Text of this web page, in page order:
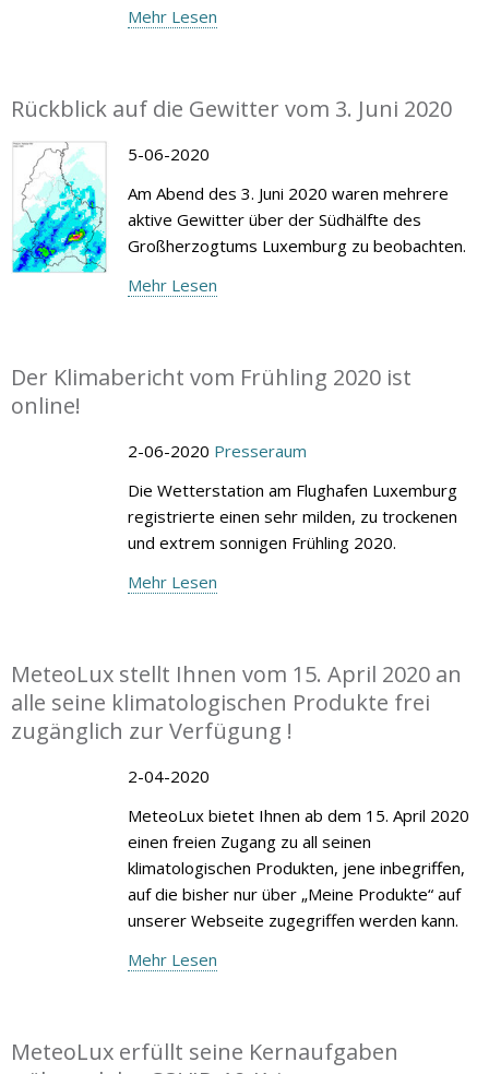
Mehr Lesen
Rückblick auf die Gewitter vom 3. Juni 2020
5-06-2020
Am Abend des 3. Juni 2020 waren mehrere
aktive Gewitter über der Südhälfte des
Großherzogtums Luxemburg zu beobachten.
Mehr Lesen
Der Klimabericht vom Frühling 2020 ist
online!
2-06-2020 Presseraum
Die Wetterstation am Flughafen Luxemburg
registrierte einen sehr milden, zu trockenen
und extrem sonnigen Frühling 2020.
Mehr Lesen
MeteoLux stellt Ihnen vom 15. April 2020 an
alle seine klimatologischen Produkte frei
zugänglich zur Verfügung !
2-04-2020
MeteoLux bietet Ihnen ab dem 15. April 2020
einen freien Zugang zu all seinen
klimatologischen Produkten, jene inbegriffen,
auf die bisher nur über „Meine Produkte“ auf
unserer Webseite zugegriffen werden kann.
Mehr Lesen
MeteoLux erfüllt seine Kernaufgaben